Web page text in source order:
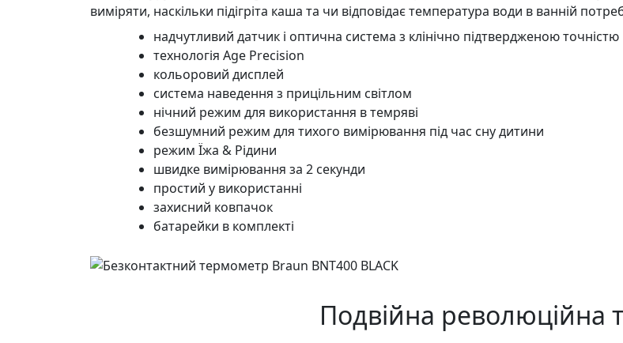
виміряти, наскільки підігріта каша та чи відповідає температура води в ванній
надчутливий датчик і оптична система з клінічно підтвердженою точністю
технологія Age Precision
кольоровий дисплей
система наведення з прицільним світлом
нічний режим для використання в темряві
безшумний режим для тихого вимірювання під час сну дитини
режим Їжа & Рідини
швидке вимірювання за 2 секунди
простий у використанні
захисний ковпачок
батарейки в комплекті
Подвійна революційна